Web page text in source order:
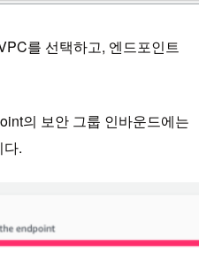
를 선택하고, 엔드포인트
의 보안 그룹 인바운드에는
.